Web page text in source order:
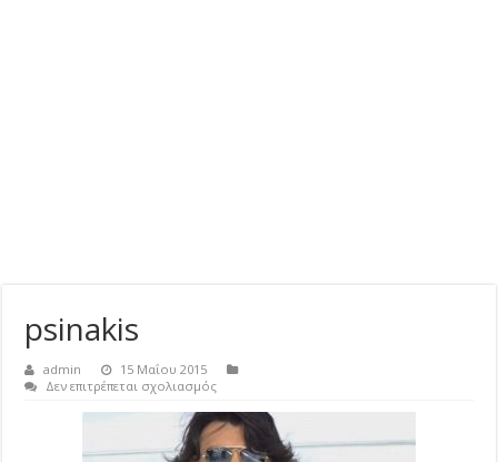
psinakis
admin
15 Μαΐου 2015
Δεν επιτρέπεται σχολιασμόςστο